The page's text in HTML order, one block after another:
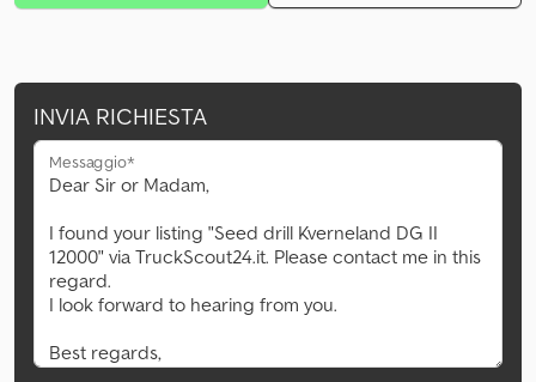
INVIA RICHIESTA
Messaggio*